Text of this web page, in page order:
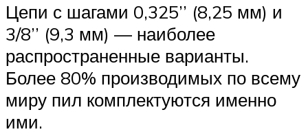
Цепи с шагами 0,325’’ (8,25 мм) и
3/8’’ (9,3 мм) — наиболее
распространенные варианты.
Более 80% производимых по всему
миру пил комплектуются именно
ими.